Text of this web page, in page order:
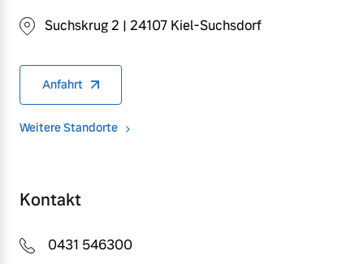
Suchskrug 2 | 24107 Kiel-Suchsdorf
Anfahrt
Weitere Standorte
Kontakt
0431 546300